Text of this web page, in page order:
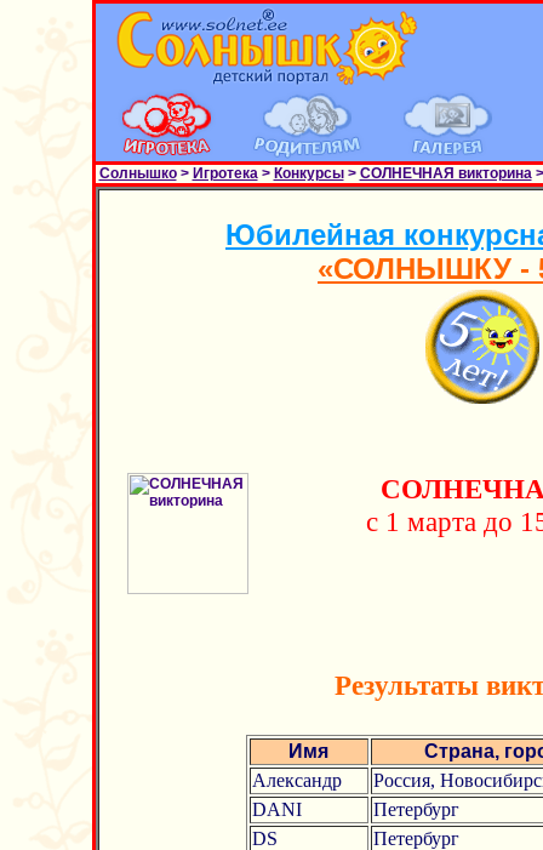
Солнышко> Игротека> Конкурсы> СОЛНЕЧНАЯ викторина
Юбилейная
«СОЛНЫШКУ -
с 1 марта до
Результаты
Имя
Страна,
Александр
Россия,
DANI
Петербург
DS
Петербург